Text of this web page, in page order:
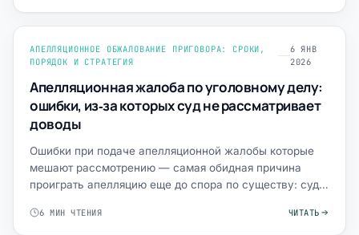
АПЕЛЛЯЦИОННОЕ ОБЖАЛОВАНИЕ ПРИГОВОРА: СРОКИ,
ПОРЯДОК И СТРАТЕГИЯ
6 ЯНВ
2026
Апелляционная жалоба по уголовному делу:
ошибки, из‑за которых суд не рассматривает
доводы
Ошибки при подаче апелляционной жалобы которые
мешают рассмотрению — самая обидная причина
проиграть апелляцию еще до спора по существу: суд
6 МИН ЧТЕНИЯ ЧИТАТЬ